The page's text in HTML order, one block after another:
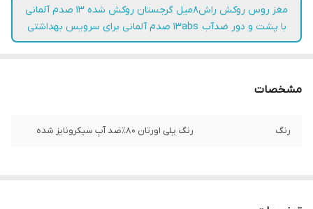
مغز روس روکش راش۸میل گرجستان روکش شده ۱۳ صدم آلمانی
با پشت و دور ضدآب ۱۳abs صدم آلمانی برای سرویس بهداشتی
مشخصات
رنگ رنگ پلی اورتان ۸۰٪ضد آبِ سیکرونایز شده